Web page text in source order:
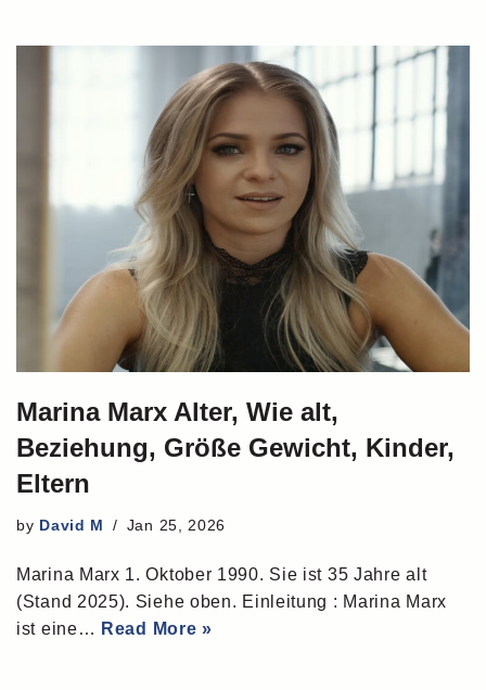
Marina Marx Alter, Wie alt,
Beziehung, Größe Gewicht, Kinder,
Eltern
by David M Jan 25, 2026
Marina Marx 1. Oktober 1990. Sie ist 35 Jahre alt
(Stand 2025). Siehe oben. Einleitung : Marina Marx
ist eine… Read More »